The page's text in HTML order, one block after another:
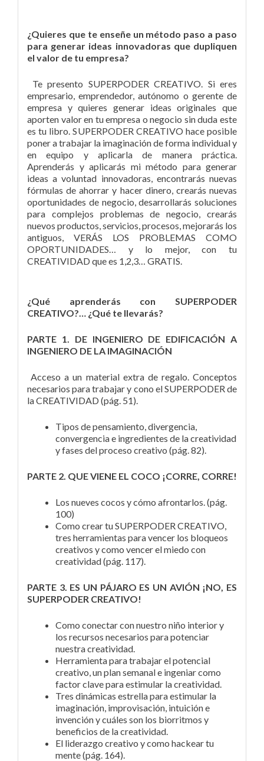
¿Quieres que te enseñe un método paso a paso
para generar ideas innovadoras que dupliquen
el valor de tu empresa?
Te presento SUPERPODER CREATIVO. Si eres
empresario, emprendedor, autónomo o gerente de
empresa y quieres generar ideas originales que
aporten valor en tu empresa o negocio sin duda este
es tu libro. SUPERPODER CREATIVO hace posible
poner a trabajar la imaginación de forma individual y
en equipo y aplicarla de manera práctica.
Aprenderás y aplicarás mi método para generar
ideas a voluntad innovadoras, encontrarás nuevas
fórmulas de ahorrar y hacer dinero, crearás nuevas
oportunidades de negocio, desarrollarás soluciones
para complejos problemas de negocio, crearás
nuevos productos, servicios, procesos, mejorarás los
antiguos, VERÁS LOS PROBLEMAS COMO
OPORTUNIDADES… y lo mejor, con tu
CREATIVIDAD que es 1,2,3… GRATIS.
¿Qué aprenderás con SUPERPODER
CREATIVO?… ¿Qué te llevarás?
PARTE 1. DE INGENIERO DE EDIFICACIÓN A
INGENIERO DE LA IMAGINACIÓN
Acceso a un material extra de regalo. Conceptos
necesarios para trabajar y cono el SUPERPODER de
la CREATIVIDAD (pág. 51).
Tipos de pensamiento, divergencia,
convergencia e ingredientes de la creatividad
y fases del proceso creativo (pág. 82).
PARTE 2. QUE VIENE EL COCO ¡CORRE, CORRE!
Los nueves cocos y cómo afrontarlos. (pág.
100)
Como crear tu SUPERPODER CREATIVO,
tres herramientas para vencer los bloqueos
creativos y como vencer el miedo con
creatividad (pág. 117).
PARTE 3. ES UN PÁJARO ES UN AVIÓN ¡NO, ES
SUPERPODER CREATIVO!
Como conectar con nuestro niño interior y
los recursos necesarios para potenciar
nuestra creatividad.
Herramienta para trabajar el potencial
creativo, un plan semanal e ingeniar como
factor clave para estimular la creatividad.
Tres dinámicas estrella para estimular la
imaginación, improvisación, intuición e
invención y cuáles son los biorritmos y
beneficios de la creatividad.
El liderazgo creativo y como hackear tu
mente (pág. 164).